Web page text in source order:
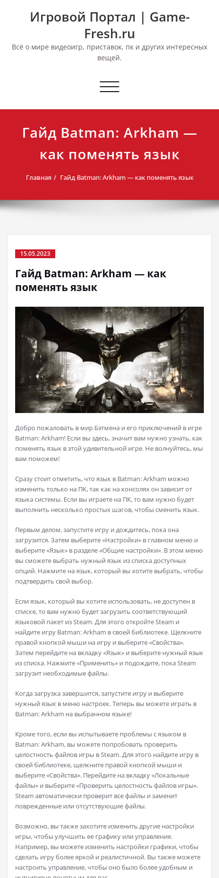
Игровой Портал | Game-
Fresh.ru
Всё о мире видеоигр, приставок, пк и других интересных
вещей.
Переключить
Гайд Batman: Arkham —
как поменять язык
Главная Гайд Batman: Arkham — как поменять язык
15.05.2023
Гайд Batman: Arkham — как
поменять язык
Добро пожаловать в мир Бэтмена и его приключений в игре
Batman: Arkham! Если вы здесь, значит вам нужно узнать, как
поменять язык в этой удивительной игре. Не волнуйтесь, мы
вам поможем!
Сразу стоит отметить, что язык в Batman: Arkham можно
изменить только на ПК, так как на консолях он зависит от
языка системы. Если вы играете на ПК, то вам нужно будет
выполнить несколько простых шагов, чтобы сменить язык.
Первым делом, запустите игру и дождитесь, пока она
загрузится. Затем выберите «Настройки» в главном меню и
выберите «Язык» в разделе «Общие настройки». В этом меню
вы сможете выбрать нужный язык из списка доступных
опций. Нажмите на язык, который вы хотите выбрать, чтобы
подтвердить свой выбор.
Если язык, который вы хотите использовать, не доступен в
списке, то вам нужно будет загрузить соответствующий
языковой пакет из Steam. Для этого откройте Steam и
найдите игру Batman: Arkham в своей библиотеке. Щелкните
правой кнопкой мыши на игру и выберите «Свойства».
Затем перейдите на вкладку «Язык» и выберите нужный язык
из списка. Нажмите «Применить» и подождите, пока Steam
загрузит необходимые файлы.
Когда загрузка завершится, запустите игру и выберите
нужный язык в меню настроек. Теперь вы можете играть в
Batman: Arkham на выбранном языке!
Кроме того, если вы испытываете проблемы с языком в
Batman: Arkham, вы можете попробовать проверить
целостность файлов игры в Steam. Для этого найдите игру в
своей библиотеке, щелкните правой кнопкой мыши и
выберите «Свойства». Перейдите на вкладку «Локальные
файлы» и выберите «Проверить целостность файлов игры».
Steam автоматически проверит все файлы и заменит
поврежденные или отсутствующие файлы.
Возможно, вы также захотите изменить другие настройки
игры, чтобы улучшить ее графику или управление.
Например, вы можете изменить настройки графики, чтобы
сделать игру более яркой и реалистичной. Вы также можете
настроить управление, чтобы оно было более удобным и